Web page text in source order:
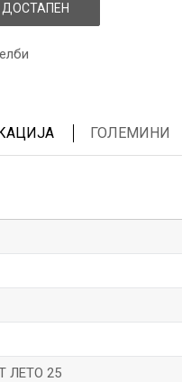
ДОСТАПЕН
ГОЛЕМИНИ
ЛЕТО 25